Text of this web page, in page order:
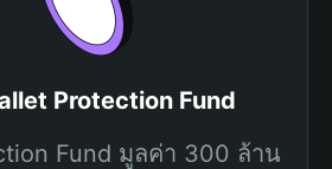
Protection Fund
Fund มูลค่า 300 ล้าน